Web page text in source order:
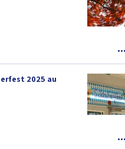
2025 au